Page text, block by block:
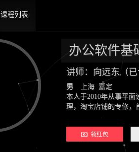
课程列表
办公软件基
讲师：向远东（已
男
上海 嘉定
本人于2010年从事平
理，淘宝店铺的专修
领红包